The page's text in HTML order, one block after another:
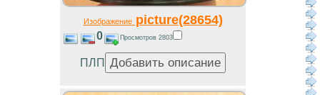
Изображениеpicture(28654)
0 Просмотров 2803
ПЛП